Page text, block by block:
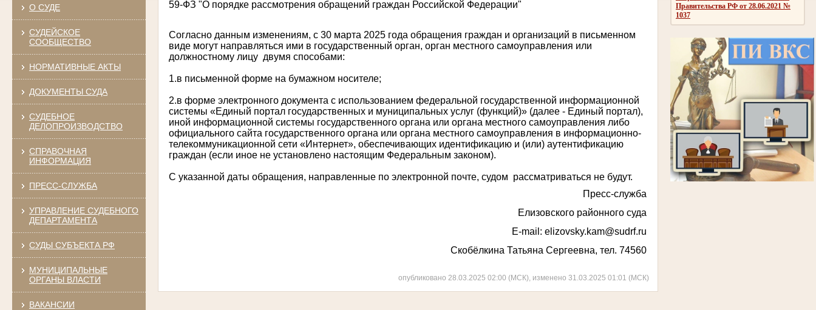
О СУДЕ
СУДЕЙСКОЕ
СООБЩЕСТВО
НОРМАТИВНЫЕ АКТЫ
ДОКУМЕНТЫ СУДА
СУДЕБНОЕ
ДЕЛОПРОИЗВОДСТВО
СПРАВОЧНАЯ
ИНФОРМАЦИЯ
ПРЕСС-СЛУЖБА
УПРАВЛЕНИЕ СУДЕБНОГО
ДЕПАРТАМЕНТА
СУДЫ СУБЪЕКТА РФ
МУНИЦИПАЛЬНЫЕ
ОРГАНЫ ВЛАСТИ
ВАКАНСИИ
Правительства РФ от 28.06.2021 №
1037
59-ФЗ "О порядке рассмотрения обращений граждан Российской Федерации"
Согласно данным изменениям, с 30 марта 2025 года обращения граждан и организаций в письменном
виде могут направляться ими в государственный орган, орган местного самоуправления или
должностному лицу двумя способами:
1.в письменной форме на бумажном носителе;
2.в форме электронного документа с использованием федеральной государственной информационной
системы «Единый портал государственных и муниципальных услуг (функций)» (далее - Единый портал),
иной информационной системы государственного органа или органа местного самоуправления либо
официального сайта государственного органа или органа местного самоуправления в информационно-
телекоммуникационной сети «Интернет», обеспечивающих идентификацию и (или) аутентификацию
граждан (если иное не установлено настоящим Федеральным законом).
С указанной даты обращения, направленные по электронной почте, судом рассматриваться не будут.
Пресс-служба
Елизовского районного суда
E-mail :elizovsky.kam@sudrf.ru
Скобёлкина Татьяна Сергеевна, тел. 74560
опубликовано 28.03.2025 02:00 (МСК), изменено 31.03.2025 01:01 (МСК)